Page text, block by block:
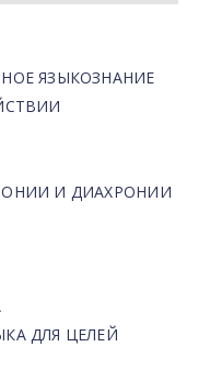
ЯЗЫКОЗНАНИЕ
И ДИАХРОНИИ
ДЛЯ ЦЕЛЕЙ